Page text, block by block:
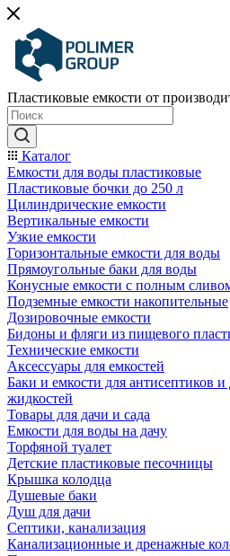
Пластиковые емкости от
Каталог
Емкости для воды пластиковые
Пластиковые бочки до 250 л
Цилиндрические емкости
Вертикальные емкости
Узкие емкости
Горизонтальные емкости для воды
Прямоугольные баки для воды
Конусные емкости с полным
Подземные емкости накопительные
Дозировочные емкости
Бидоны и фляги из пищевого
Технические емкости
Аксессуары для емкостей
Баки и емкости для антисептиков
жидкостей
Товары для дачи и сада
Емкости для воды на дачу
Торфяной туалет
Детские пластиковые песочницы
Крышка колодца
Душевые баки
Душ для дачи
Септики, канализация
Канализационные и дренажные